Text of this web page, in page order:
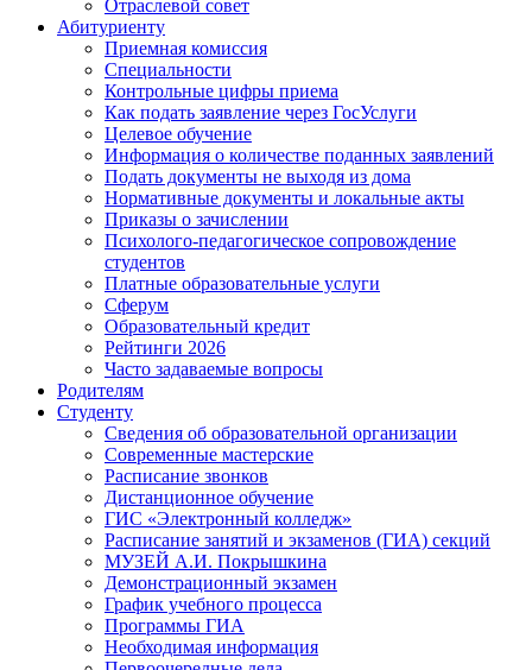
Отраслевой совет
Абитуриенту
Приемная комиссия
Специальности
Контрольные цифры приема
Как подать заявление через ГосУслуги
Целевое обучение
Информация о количестве поданных заявлений
Подать документы не выходя из дома
Нормативные документы и локальные акты
Приказы о зачислении
Психолого-педагогическое сопровождение
студентов
Платные образовательные услуги
Сферум
Образовательный кредит
Рейтинги 2026
Часто задаваемые вопросы
Родителям
Студенту
Сведения об образовательной организации
Современные мастерские
Расписание звонков
Дистанционное обучение
ГИС «Электронный колледж»
Расписание занятий и экзаменов (ГИА) секций
МУЗЕЙ А.И. Покрышкина
Демонстрационный экзамен
График учебного процесса
Программы ГИА
Необходимая информация